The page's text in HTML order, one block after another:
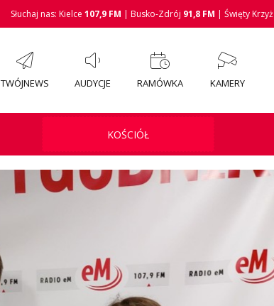
Słuchaj nas: Kielce 107,9 FM | Busko-Zdrój 91,8 FM | Święty Krzyż
TWÓJNEWS AUDYCJE RAMÓWKA KAMERY
KOŚCIÓŁ